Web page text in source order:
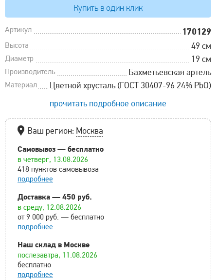
Купить в один клик
Артикул 170129
Высота 49 см
Диаметр 19 см
Производитель Бахметьевская артель
Материал
Цветной хрусталь (ГОСТ 30407-96 24% PbO)
прочитать подробное описание
Ваш регион: Москва
Самовывоз — бесплатно
в четверг, 13.08.2026
418 пунктов самовывоза
подробнее
Доставка — 450 руб.
в среду, 12.08.2026
от 9 000 руб. — бесплатно
подробнее
Наш склад в Москве
послезавтра, 11.08.2026
бесплатно
подробнее